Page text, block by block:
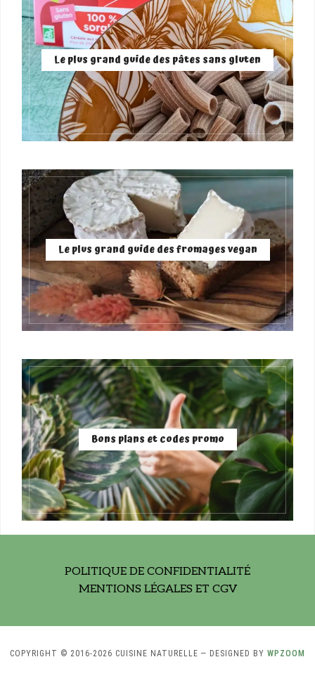
Le plus grand guide des pâtes sans gluten
Le plus grand guide des fromages vegan
Bons plans et codes promo
POLITIQUE DE CONFIDENTIALITÉ
MENTIONS LÉGALES ET CGV
COPYRIGHT © 2016-2026 CUISINE NATURELLE — DESIGNED BY WPZOOM